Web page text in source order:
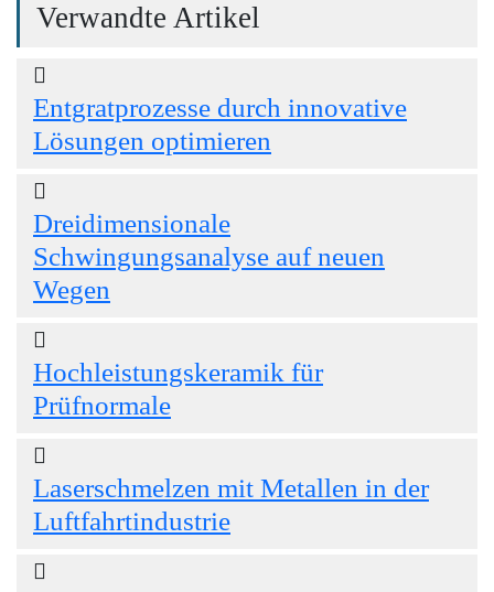
Verwandte Artikel
Entgratprozesse durch innovative
Lösungen optimieren
Dreidimensionale
Schwingungsanalyse auf neuen
Wegen
Hochleistungskeramik für
Prüfnormale
Laserschmelzen mit Metallen in der
Luftfahrtindustrie